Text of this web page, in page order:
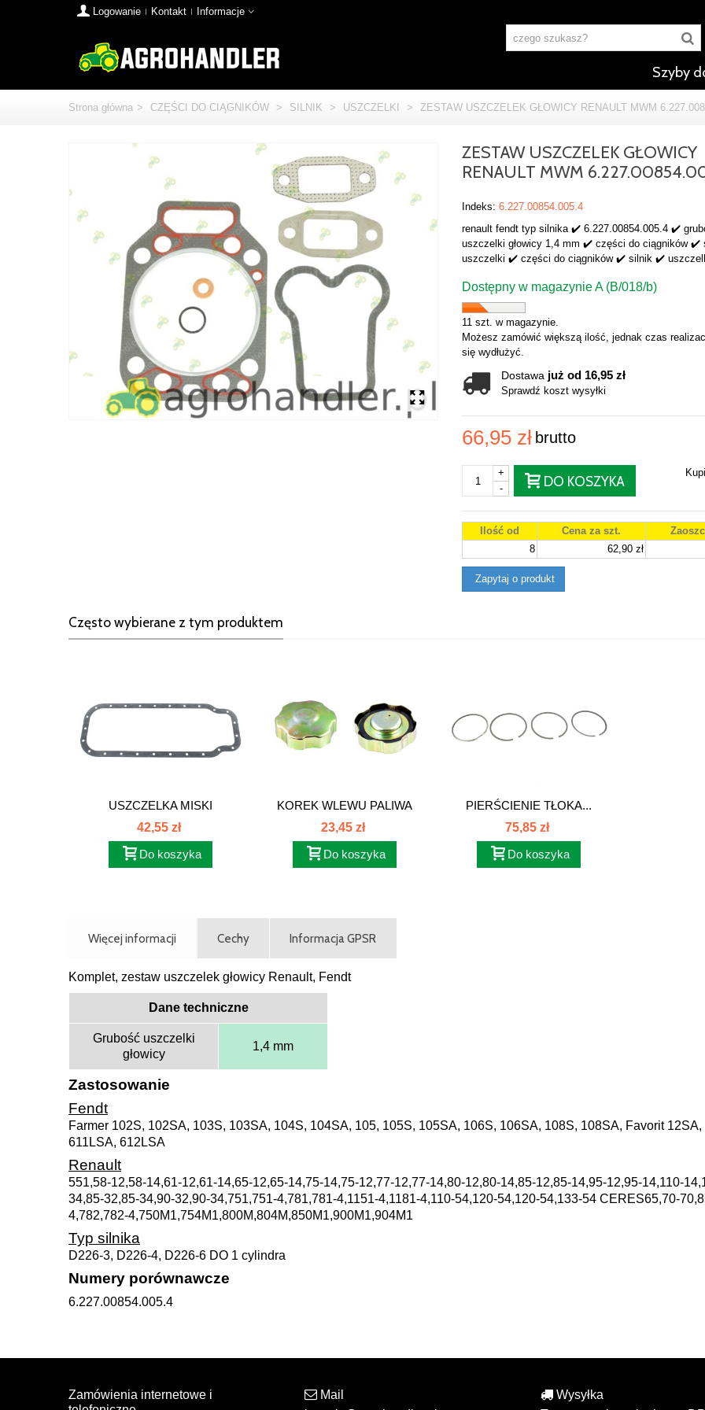
Logowanie Kontakt Informacje
Szyby
Strona główna > CZĘŚCI DO CIĄGNIKÓW > SILNIK > USZCZELKI > ZESTAW USZCZELEK GŁOWICY RENAULT MWM
ZESTAW USZCZELEK GŁOWICY
RENAULT MWM
Indeks: 6.227.00854.005.4
renault fendt typ silnika ✔️ 6.227.00854.005.4 ✔️
uszczelki głowicy 1,4 mm ✔️ części do ciągników
uszczelki ✔️ części do ciągników ✔️ silnik ✔️
Dostępny w magazynie A (B/018/b)
11 szt. w magazynie.
Możesz zamówić większą ilość, jednak czas
się wydłużyć.
Dostawa już od 16,95 zł
Sprawdź koszt wysyłki
66,95 zł brutto
-
+
DO KOSZYKA
Ilość od Cena za szt.
8
62,90 zł
Zapytaj o produkt
Często wybierane z tym produktem
USZCZELKA MISKI
OLEJOWEJ MWM...
42,55 zł
Do koszyka
KOREK WLEWU PALIWA
CLAAS /...
23,45 zł
Do koszyka
PIERŚCIENIE TŁOKA...
75,85 zł
Do koszyka
Więcej informacji Cechy Informacja GPSR
Komplet, zestaw uszczelek głowicy Renault, Fendt
Dane techniczne
Grubość uszczelki
głowicy
1,4 mm
Zastosowanie
Fendt
Farmer 102S, 102SA, 103S, 103SA, 104S, 104SA, 105, 105S, 105SA, 106S, 106SA, 108S, 108SA, Favorit
611LSA, 612LSA
Renault
551,58-12,58-14,61-12,61-14,65-12,65-14,75-14,75-12,77-12,77-14,80-12,80-14,85-12,85-14,95-12,95-14,110-
34,85-32,85-34,90-32,90-34,751,751-4,781,781-4,1151-4,1181-4,110-54,120-54,120-54,133-54 CERES65,70-
4,782,782-4,750M1,754M1,800M,804M,850M1,900M1,904M1
Typ silnika
D226-3, D226-4, D226-6 DO 1 cylindra
Numery porównawcze
6.227.00854.005.4
Zamówienia internetowe i
Mail
Wysyłka